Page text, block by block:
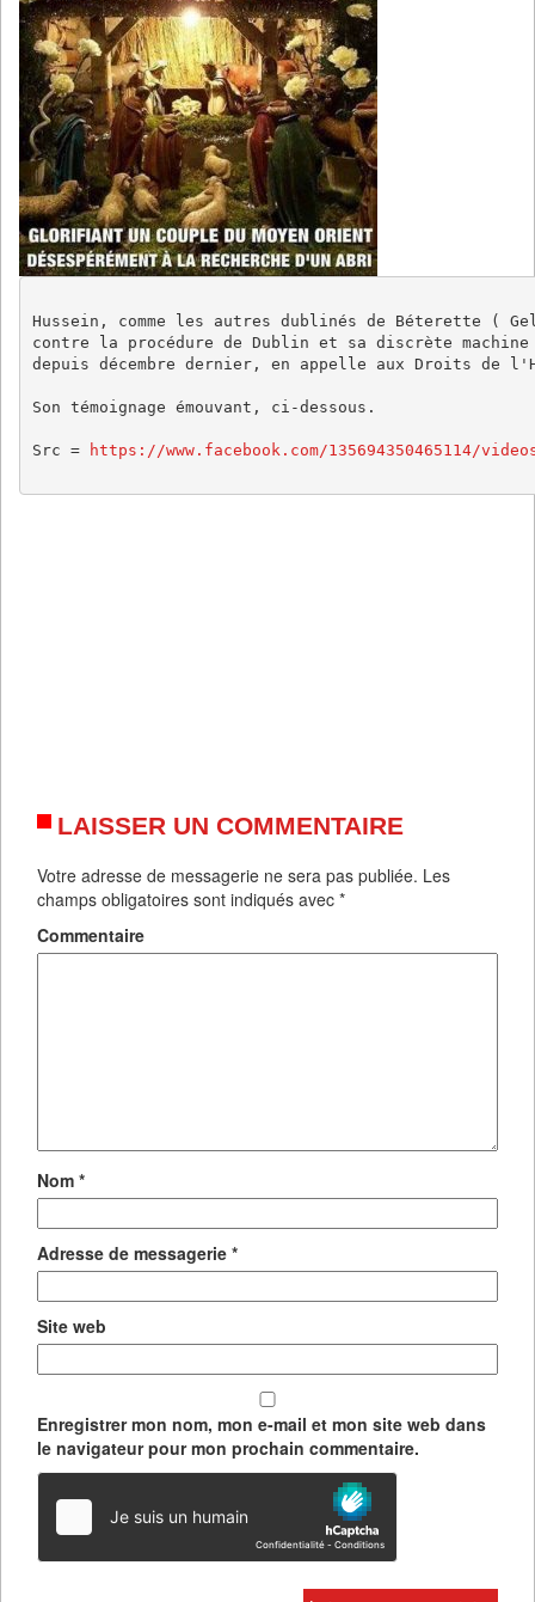
Hussein, comme les autres dublinés de Béterette (
contre la procédure de Dublin et sa discrète
depuis décembre dernier, en appelle aux Droits de
Son témoignage émouvant, ci-dessous.
Src = https://www.facebook.com/135694350465114/
LAISSER UN COMMENTAIRE
Votre adresse de messagerie ne sera pas publiée. Les
champs obligatoires sont indiqués avec *
Commentaire
Nom *
Adresse de messagerie *
Site web
Enregistrer mon nom, mon e-mail et mon site web dans
le navigateur pour mon prochain commentaire.